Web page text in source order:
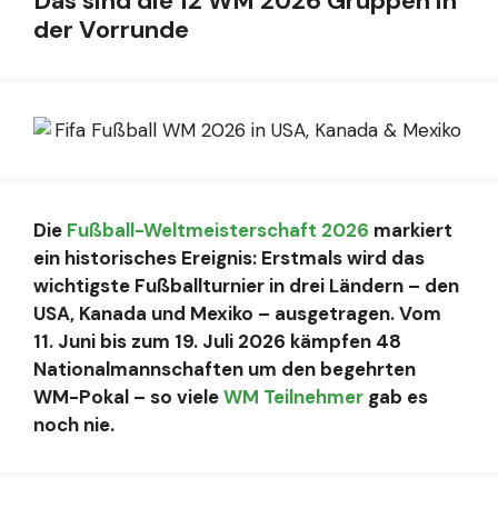
der Vorrunde
Die Fußball-Weltmeisterschaft 2026 markiert
ein historisches Ereignis: Erstmals wird das
wichtigste Fußballturnier in drei Ländern – den
USA, Kanada und Mexiko – ausgetragen. Vom
11. Juni bis zum 19. Juli 2026 kämpfen 48
Nationalmannschaften um den begehrten
WM-Pokal – so vieleWM Teilnehmer gab es
noch nie.